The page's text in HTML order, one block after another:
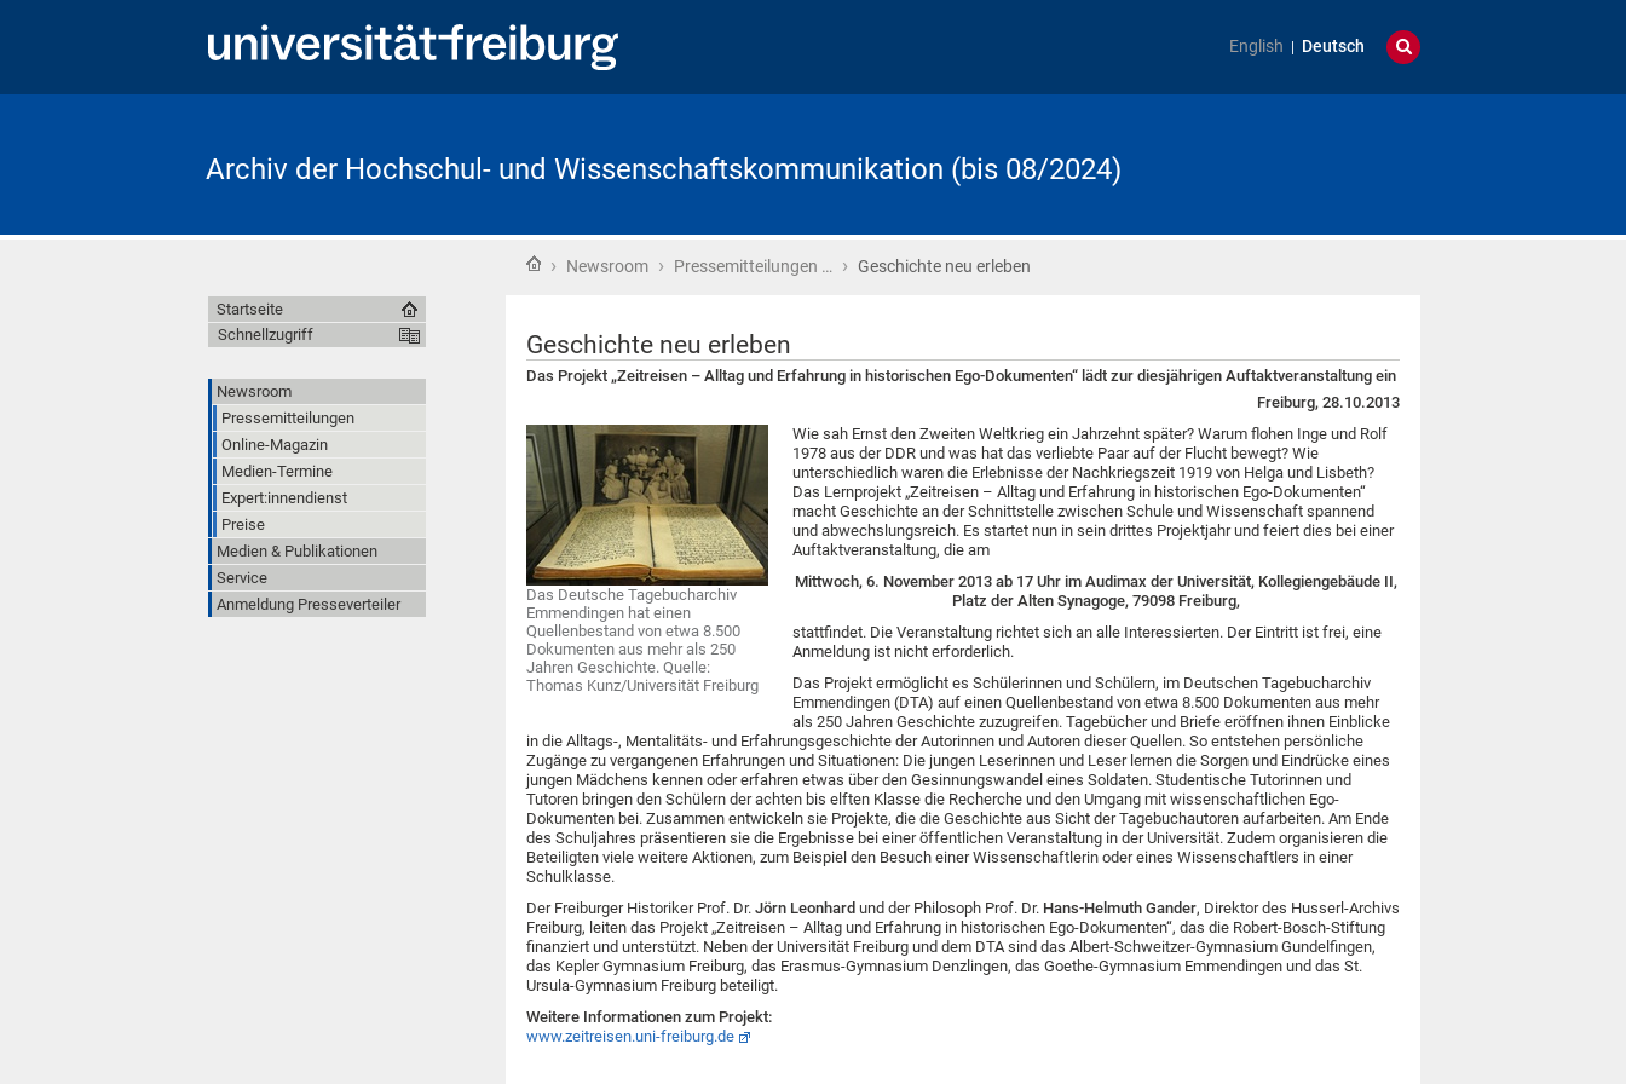
English Deutsch
Archiv der Hochschul- und Wissenschaftskommunikation (bis 08/2024)
Startseite
› Newsroom › Pressemitteilungen … › Geschichte neu erleben
Geschichte neu erleben
Das Projekt „Zeitreisen – Alltag und Erfahrung in historischen Ego-Dokumenten“ lädt zur diesjährigen Auftaktveranstaltung ein
Freiburg, 28.10.2013
Das Deutsche Tagebucharchiv
Emmendingen hat einen
Quellenbestand von etwa 8.500
Dokumenten aus mehr als 250
Jahren Geschichte. Quelle:
Thomas Kunz/Universität Freiburg
Wie sah Ernst den Zweiten Weltkrieg ein Jahrzehnt später? Warum flohen Inge und Rolf
1978 aus der DDR und was hat das verliebte Paar auf der Flucht bewegt? Wie
unterschiedlich waren die Erlebnisse der Nachkriegszeit 1919 von Helga und Lisbeth?
Das Lernprojekt „Zeitreisen – Alltag und Erfahrung in historischen Ego-Dokumenten“
macht Geschichte an der Schnittstelle zwischen Schule und Wissenschaft spannend
und abwechslungsreich. Es startet nun in sein drittes Projektjahr und feiert dies bei einer
Auftaktveranstaltung, die am
Mittwoch, 6. November 2013 ab 17 Uhr im Audimax der Universität, Kollegiengebäude II,
Platz der Alten Synagoge, 79098 Freiburg,
stattfindet. Die Veranstaltung richtet sich an alle Interessierten. Der Eintritt ist frei, eine
Anmeldung ist nicht erforderlich.
Das Projekt ermöglicht es Schülerinnen und Schülern, im Deutschen Tagebucharchiv
Emmendingen (DTA) auf einen Quellenbestand von etwa 8.500 Dokumenten aus mehr
als 250 Jahren Geschichte zuzugreifen. Tagebücher und Briefe eröffnen ihnen Einblicke
in die Alltags-, Mentalitäts- und Erfahrungsgeschichte der Autorinnen und Autoren dieser Quellen. So entstehen persönliche
Zugänge zu vergangenen Erfahrungen und Situationen: Die jungen Leserinnen und Leser lernen die Sorgen und Eindrücke eines
jungen Mädchens kennen oder erfahren etwas über den Gesinnungswandel eines Soldaten. Studentische Tutorinnen und
Tutoren bringen den Schülern der achten bis elften Klasse die Recherche und den Umgang mit wissenschaftlichen Ego-
Dokumenten bei. Zusammen entwickeln sie Projekte, die die Geschichte aus Sicht der Tagebuchautoren aufarbeiten. Am Ende
des Schuljahres präsentieren sie die Ergebnisse bei einer öffentlichen Veranstaltung in der Universität. Zudem organisieren die
Beteiligten viele weitere Aktionen, zum Beispiel den Besuch einer Wissenschaftlerin oder eines Wissenschaftlers in einer
Schulklasse.
Der Freiburger Historiker Prof. Dr. Jörn Leonhard und der Philosoph Prof. Dr. Hans-Helmuth Gander, Direktor des Husserl-Archivs
Freiburg, leiten das Projekt „Zeitreisen – Alltag und Erfahrung in historischen Ego-Dokumenten“, das die Robert-Bosch-Stiftung
finanziert und unterstützt. Neben der Universität Freiburg und dem DTA sind das Albert-Schweitzer-Gymnasium Gundelfingen,
das Kepler Gymnasium Freiburg, das Erasmus-Gymnasium Denzlingen, das Goethe-Gymnasium Emmendingen und das St.
Ursula-Gymnasium Freiburg beteiligt.
Weitere Informationen zum Projekt:
www.zeitreisen.uni-freiburg.de
Startseite
Schnellzugriff
Newsroom
Pressemitteilungen
Online-Magazin
Medien-Termine
Expert:innendienst
Preise
Medien & Publikationen
Service
Anmeldung Presseverteiler